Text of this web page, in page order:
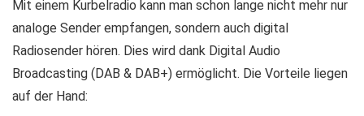
Mit einem Kurbelradio kann man schon lange nicht mehr nur
analoge Sender empfangen, sondern auch digital
Radiosender hören. Dies wird dank Digital Audio
Broadcasting (DAB & DAB+) ermöglicht. Die Vorteile liegen
auf der Hand: